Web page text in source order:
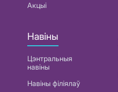
Акцыі
Навіны
Цэнтральныя
навіны
Навіны філіялаў